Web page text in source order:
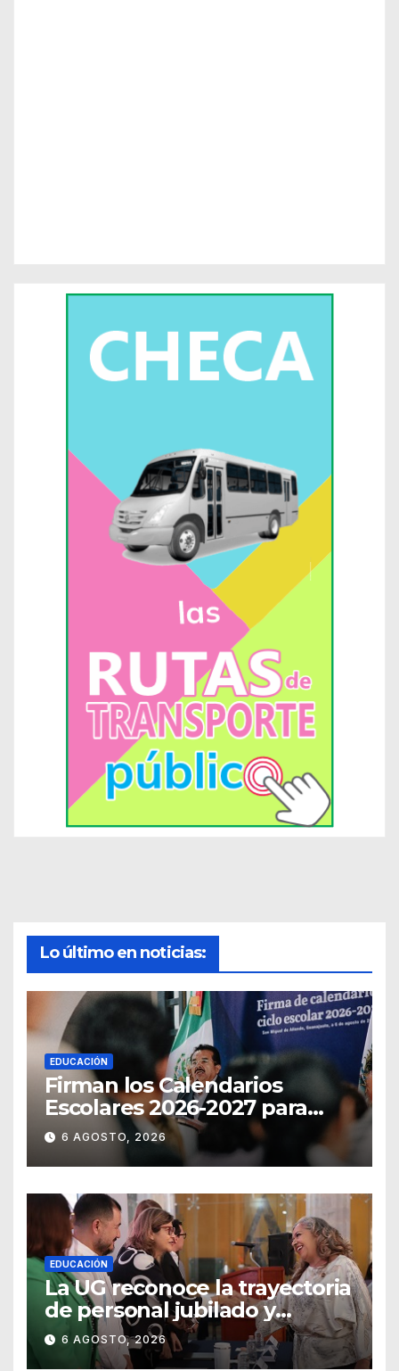
Lo último en noticias:
EDUCACIÓN
Firman los Calendarios
Escolares 2026-2027 para
Guanajuato
6 AGOSTO, 2026
EDUCACIÓN
La UG reconoce la trayectoria
de personal jubilado y
agradece su legado
6 AGOSTO, 2026